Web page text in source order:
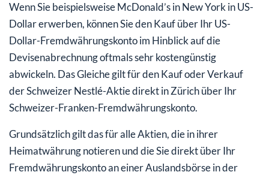
Wenn Sie beispielsweise McDonald’s in New York in US-
Dollar erwerben, können Sie den Kauf über Ihr US-
Dollar-Fremdwährungskonto im Hinblick auf die
Devisenabrechnung oftmals sehr kostengünstig
abwickeln. Das Gleiche gilt für den Kauf oder Verkauf
der Schweizer Nestlé-Aktie direkt in Zürich über Ihr
Schweizer-Franken-Fremdwährungskonto.
Grundsätzlich gilt das für alle Aktien, die in ihrer
Heimatwährung notieren und die Sie direkt über Ihr
Fremdwährungskonto an einer Auslandsbörse in der